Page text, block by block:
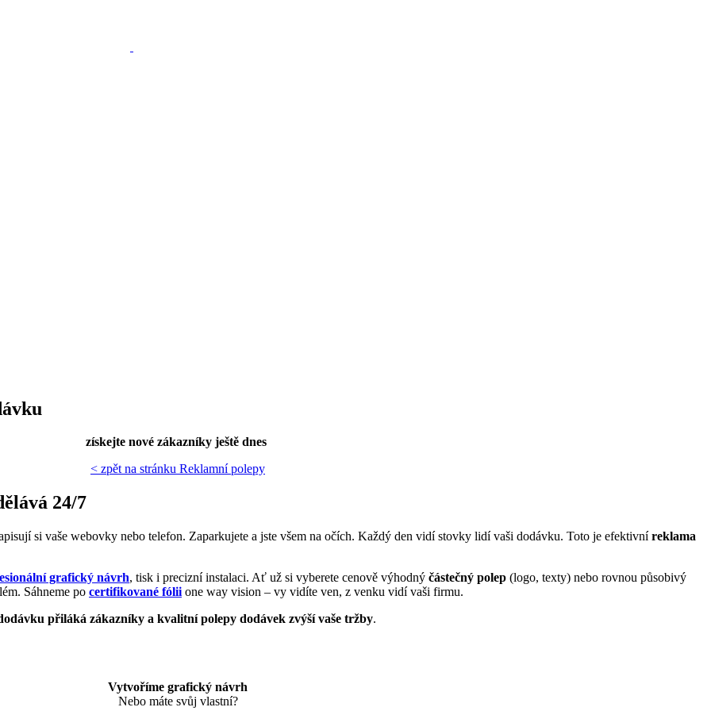
získejte nové zákazníky ještě dnes
< zpět na stránku Reklamní polepy
24/7
si vaše webovky nebo telefon. Zaparkujete a jste všem na očích. Každý den vidí stovky lidí vaši dodávku. Toto je efektivníreklama
grafický návrh, tisk i precizní instalaci. Ať už si vyberete cenově výhodný částečný polep (logo, texty) nebo rovnou působivý
Sáhneme po certifikované fólii one way vision – vy vidíte ven, z venku vidí vaši firmu.
přiláká zákazníky a kvalitní polepy dodávek zvýší vaše tržby.
Vytvoříme grafický návrh
Nebo máte svůj vlastní?